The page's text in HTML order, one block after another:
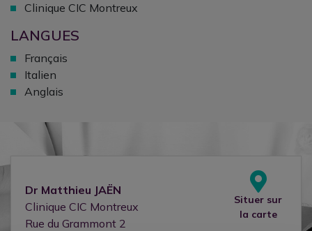
Clinique CIC Montreux
LANGUES
Français
Italien
Anglais
Dr Matthieu JAËN
Clinique CIC Montreux
Rue du Grammont 2
Situer sur
la carte